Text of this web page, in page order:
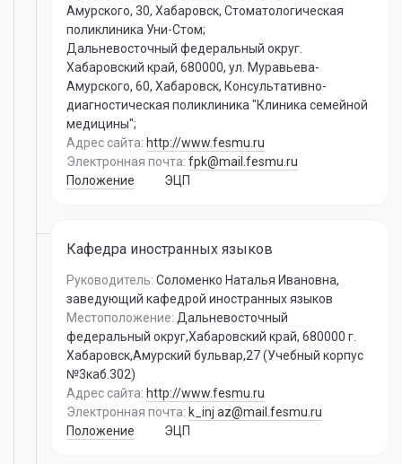
Амурского, 30, Хабаровск, Стоматологическая
поликлиника Уни-Стом;
Дальневосточный федеральный округ.
Хабаровский край, 680000, ул. Муравьева-
Амурского, 60, Хабаровск, Консультативно-
диагностическая поликлиника "Клиника семейной
медицины";
Адрес сайта: http://www.fesmu.ru
Электронная почта: fpk@mail.fesmu.ru
Положение
ЭЦП
Кафедра иностранных языков
Руководитель: Соломенко Наталья Ивановна,
заведующий кафедрой иностранных языков
Местоположение: Дальневосточный
федеральный округ,Хабаровский край, 680000 г.
Хабаровск,Амурский бульвар,27 (Учебный корпус
№3каб.302)
Адрес сайта: http://www.fesmu.ru
Электронная почта: k_inj az@mail.fesmu.ru
Положение
ЭЦП